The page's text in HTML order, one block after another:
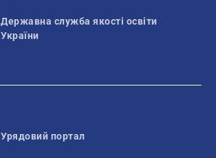
Державна служба якості освіти
України
Урядовий портал